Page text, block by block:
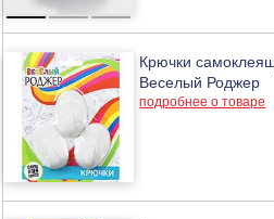
Крючки
Веселый Роджер
подробнее о товаре